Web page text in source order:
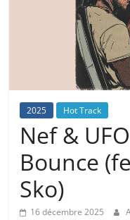
2025 Hot Track
Nef &
Bounce
Sko)
16 décembre 2025